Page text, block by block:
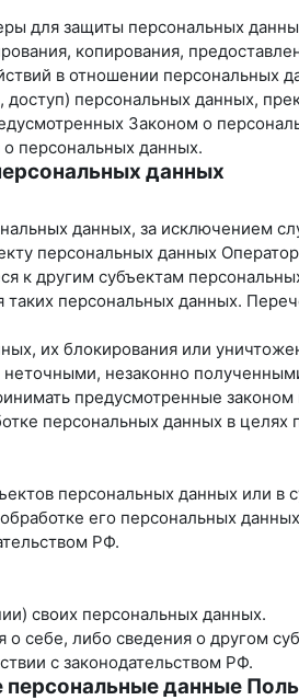
для защиты персональных
копирования,
в отношении персональных
персональных данных,
Законом о
персональных данных.
данных
данных, за исключением
персональных данных
к другим субъектам
таких персональных данных.
их блокирования или
незаконно
предусмотренные
персональных данных в
персональных данных или в
его персональных
РФ.
своих персональных данных.
себе, либо сведения о другом
с законодательством РФ.
данные